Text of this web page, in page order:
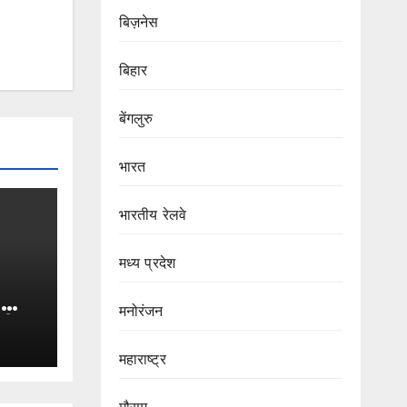
बिज़नेस
बिहार
बेंगलुरु
भारत
भारतीय रेलवे
मध्य प्रदेश
मनोरंजन
महाराष्ट्र